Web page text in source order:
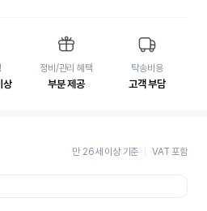
상
정비/관리 혜택
부분 제공
탁송비용
고객 부담
만 26세 이상 기준 VAT 포함